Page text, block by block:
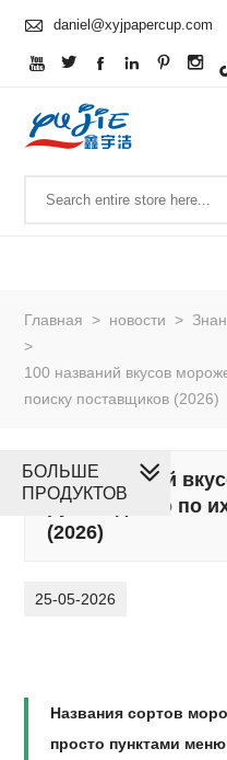
 daniel@xyjpapercup.com
     
Главная > новости >
>
100 названий вкусов
поиску поставщиков (2026)
100 названий
руководство по
(2026)
25-05-2026
Названия сортов
просто пунктами
БОЛЬШЕ
ПРОДУКТОВ